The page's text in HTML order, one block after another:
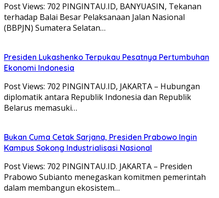
Post Views: 702 PINGINTAU.ID, BANYUASIN, Tekanan
terhadap Balai Besar Pelaksanaan Jalan Nasional
(BBPJN) Sumatera Selatan…
Presiden Lukashenko Terpukau Pesatnya Pertumbuhan
Ekonomi Indonesia
Post Views: 702 PINGINTAU.ID, JAKARTA – Hubungan
diplomatik antara Republik Indonesia dan Republik
Belarus memasuki…
Bukan Cuma Cetak Sarjana, Presiden Prabowo Ingin
Kampus Sokong Industrialisasi Nasional
Post Views: 702 PINGINTAU.ID. JAKARTA – Presiden
Prabowo Subianto menegaskan komitmen pemerintah
dalam membangun ekosistem…